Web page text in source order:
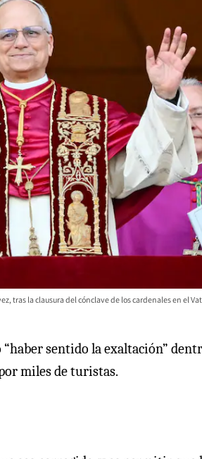
tras la clausura del cónclave de los cardenales en el
sentido la exaltación”
miles de turistas.